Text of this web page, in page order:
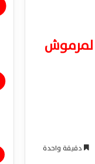
لمرموش
دقيقة واحدة